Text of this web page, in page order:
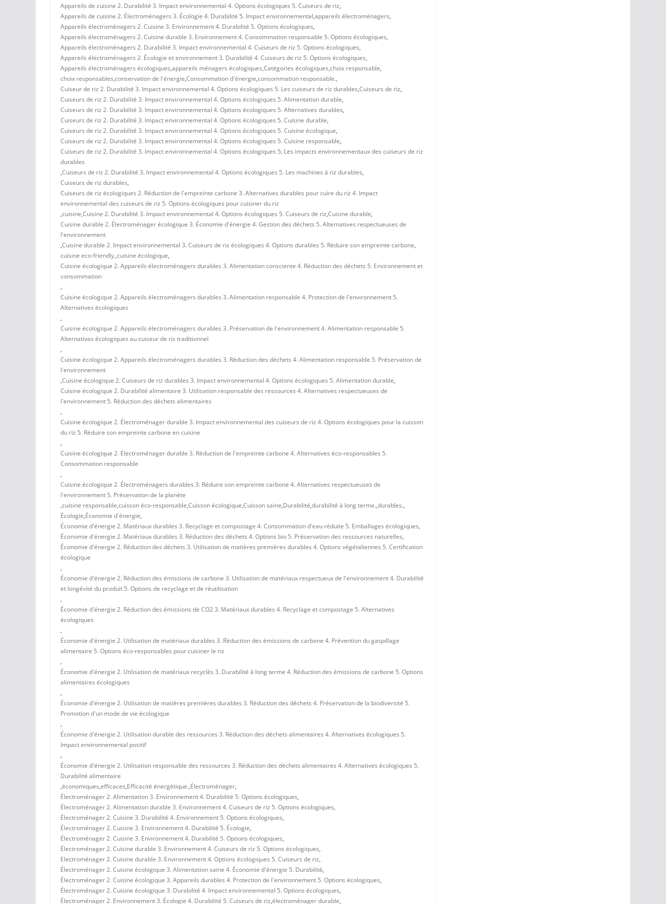
Appareils de cuisine 2. Durabilité 3. Impact environnemental 4. Options écologiques 5. Cuiseurs de riz,
Appareils de cuisine 2. Électroménagers 3. Écologie 4. Durabilité 5. Impact environnemental,appareils électroménagers,
Appareils électroménagers 2. Cuisine 3. Environnement 4. Durabilité 5. Options écologiques,
Appareils électroménagers 2. Cuisine durable 3. Environnement 4. Consommation responsable 5. Options écologiques,
Appareils électroménagers 2. Durabilité 3. Impact environnemental 4. Cuiseurs de riz 5. Options écologiques,
Appareils électroménagers 2. Écologie et environnement 3. Durabilité 4. Cuiseurs de riz 5. Options écologiques,
Appareils électroménagers écologiques,appareils ménagers écologiques,Catégories écologiques,choix responsable,
choix responsables,conservation de l'énergie,Consommation d'énergie,consommation responsable.,
Cuiseur de riz 2. Durabilité 3. Impact environnemental 4. Options écologiques 5. Les cuiseurs de riz durables,Cuiseurs de riz,
Cuiseurs de riz 2. Durabilité 3. Impact environnemental 4. Options écologiques 5. Alimentation durable,
Cuiseurs de riz 2. Durabilité 3. Impact environnemental 4. Options écologiques 5. Alternatives durables,
Cuiseurs de riz 2. Durabilité 3. Impact environnemental 4. Options écologiques 5. Cuisine durable,
Cuiseurs de riz 2. Durabilité 3. Impact environnemental 4. Options écologiques 5. Cuisine écologique,
Cuiseurs de riz 2. Durabilité 3. Impact environnemental 4. Options écologiques 5. Cuisine responsable,
Cuiseurs de riz 2. Durabilité 3. Impact environnemental 4. Options écologiques 5. Les impacts environnementaux des cuiseurs de riz
durables
,Cuiseurs de riz 2. Durabilité 3. Impact environnemental 4. Options écologiques 5. Les machines à riz durables,
Cuiseurs de riz durables,
Cuiseurs de riz écologiques 2. Réduction de l'empreinte carbone 3. Alternatives durables pour cuire du riz 4. Impact
environnemental des cuiseurs de riz 5. Options écologiques pour cuisiner du riz
,cuisine,Cuisine 2. Durabilité 3. Impact environnemental 4. Options écologiques 5. Cuiseurs de riz,Cuisine durable,
Cuisine durable 2. Électroménager écologique 3. Économie d'énergie 4. Gestion des déchets 5. Alternatives respectueuses de
l'environnement
,Cuisine durable 2. Impact environnemental 3. Cuiseurs de riz écologiques 4. Options durables 5. Réduire son empreinte carbone,
cuisine eco-friendly.,cuisine écologique,
Cuisine écologique 2. Appareils électroménagers durables 3. Alimentation consciente 4. Réduction des déchets 5. Environnement et
consommation
,
Cuisine écologique 2. Appareils électroménagers durables 3. Alimentation responsable 4. Protection de l'environnement 5.
Alternatives écologiques
,
Cuisine écologique 2. Appareils électroménagers durables 3. Préservation de l'environnement 4. Alimentation responsable 5.
Alternatives écologiques au cuiseur de riz traditionnel
,
Cuisine écologique 2. Appareils électroménagers durables 3. Réduction des déchets 4. Alimentation responsable 5. Préservation de
l'environnement
,Cuisine écologique 2. Cuiseurs de riz durables 3. Impact environnemental 4. Options écologiques 5. Alimentation durable,
Cuisine écologique 2. Durabilité alimentaire 3. Utilisation responsable des ressources 4. Alternatives respectueuses de
l'environnement 5. Réduction des déchets alimentaires
,
Cuisine écologique 2. Électroménager durable 3. Impact environnemental des cuiseurs de riz 4. Options écologiques pour la cuisson
du riz 5. Réduire son empreinte carbone en cuisine
,
Cuisine écologique 2. Electroménager durable 3. Réduction de l'empreinte carbone 4. Alternatives éco-responsables 5.
Consommation responsable
,
Cuisine écologique 2. Électroménagers durables 3. Réduire son empreinte carbone 4. Alternatives respectueuses de
l'environnement 5. Préservation de la planète
,cuisine responsable,cuisson éco-responsable,Cuisson écologique,Cuisson saine,Durabilité,durabilité à long terme.,durables.,
Écologie,Économie d'énergie,
Économie d'énergie 2. Matériaux durables 3. Recyclage et compostage 4. Consommation d'eau réduite 5. Emballages écologiques,
Économie d'énergie 2. Matériaux durables 3. Réduction des déchets 4. Options bio 5. Préservation des ressources naturelles,
Économie d'énergie 2. Réduction des déchets 3. Utilisation de matières premières durables 4. Options végétaliennes 5. Certification
écologique
,
Économie d'énergie 2. Réduction des émissions de carbone 3. Utilisation de matériaux respectueux de l'environnement 4. Durabilité
et longévité du produit 5. Options de recyclage et de réutilisation
,
Économie d'énergie 2. Réduction des émissions de CO2 3. Matériaux durables 4. Recyclage et compostage 5. Alternatives
écologiques
,
Économie d'énergie 2. Utilisation de matériaux durables 3. Réduction des émissions de carbone 4. Prévention du gaspillage
alimentaire 5. Options éco-responsables pour cuisiner le riz
,
Économie d'énergie 2. Utilisation de matériaux recyclés 3. Durabilité à long terme 4. Réduction des émissions de carbone 5. Options
alimentaires écologiques
,
Économie d'énergie 2. Utilisation de matières premières durables 3. Réduction des déchets 4. Préservation de la biodiversité 5.
Promotion d'un mode de vie écologique
,
Économie d'énergie 2. Utilisation durable des ressources 3. Réduction des déchets alimentaires 4. Alternatives écologiques 5.
Impact environnemental positif
,
Économie d'énergie 2. Utilisation responsable des ressources 3. Réduction des déchets alimentaires 4. Alternatives écologiques 5.
Durabilité alimentaire
,économiques,efficaces,Efficacité énergétique.,Électroménager,
Électroménager 2. Alimentation 3. Environnement 4. Durabilité 5. Options écologiques,
Électroménager 2. Alimentation durable 3. Environnement 4. Cuiseurs de riz 5. Options écologiques,
Électroménager 2. Cuisine 3. Durabilité 4. Environnement 5. Options écologiques,
Électroménager 2. Cuisine 3. Environnement 4. Durabilité 5. Écologie,
Électroménager 2. Cuisine 3. Environnement 4. Durabilité 5. Options écologiques,
Électroménager 2. Cuisine durable 3. Environnement 4. Cuiseurs de riz 5. Options écologiques,
Electroménager 2. Cuisine durable 3. Environnement 4. Options écologiques 5. Cuiseurs de riz,
Électroménager 2. Cuisine écologique 3. Alimentation saine 4. Économie d'énergie 5. Durabilité,
Électroménager 2. Cuisine écologique 3. Appareils durables 4. Protection de l'environnement 5. Options écologiques,
Électroménager 2. Cuisine écologique 3. Durabilité 4. Impact environnemental 5. Options écologiques,
Électroménager 2. Environnement 3. Écologie 4. Durabilité 5. Cuiseurs de riz,électroménager durable,